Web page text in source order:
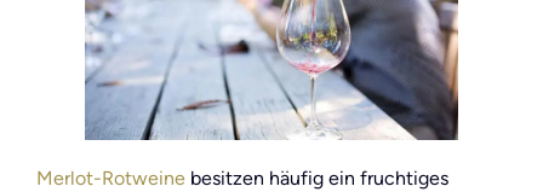
Merlot-Rotweine besitzen häufig ein fruchtiges